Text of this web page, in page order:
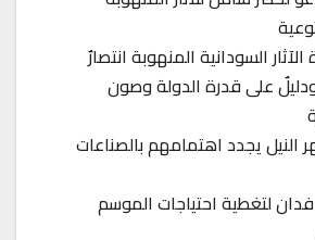
السودانية المنهوبة انتصارٌ
على قدرة الدولة وصون
النيل يجدد اهتمامهم بالصناعات
آلاف فدان لتغطية احتياجات الموسم